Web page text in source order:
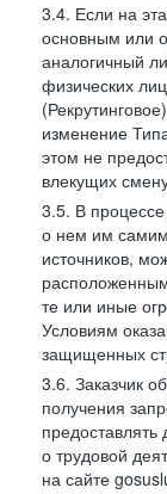
3.4. Если на
основным или
аналогичный
физических
изменение
этом не
влекущих
3.5. В
о нем им
источников,
те или иные
Условиям
защищенных
3.6. Заказчик
получения
о трудовой
на сайте